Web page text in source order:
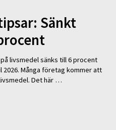
Sänkt
livsmedel sänks till 6 procent
Många företag kommer att
Det här …